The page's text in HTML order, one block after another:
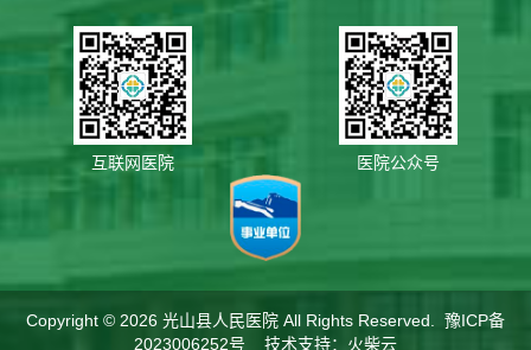
互联网医院 医院公众号
Copyright © 2026 光山县人民医院All Rights Reserved. 豫ICP备
2023006252号 技术支持： 火柴云